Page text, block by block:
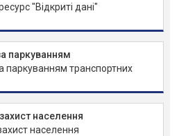
"Відкриті дані"
паркуванням
паркуванням транспортних
населення
населення